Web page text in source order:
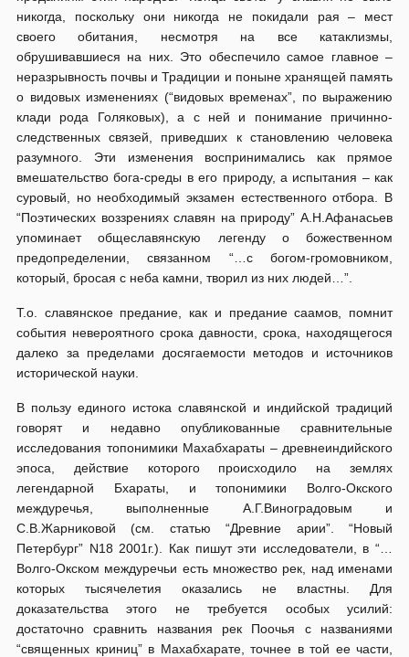
никогда, поскольку они никогда не покидали рая – мест
своего обитания, несмотря на все катаклизмы,
обрушивавшиеся на них. Это обеспечило самое главное –
неразрывность почвы и Традиции и поныне хранящей память
о видовых изменениях (“видовых временах”, по выражению
клади рода Голяковых), а с ней и понимание причинно-
следственных связей, приведших к становлению человека
разумного. Эти изменения воспринимались как прямое
вмешательство бога-среды в его природу, а испытания – как
суровый, но необходимый экзамен естественного отбора. В
“Поэтических воззрениях славян на природу” А.Н.Афанасьев
упоминает общеславянскую легенду о божественном
предопределении, связанном “…с богом-громовником,
который, бросая с неба камни, творил из них людей…”.
Т.о. славянское предание, как и предание саамов, помнит
события невероятного срока давности, срока, находящегося
далеко за пределами досягаемости методов и источников
исторической науки.
В пользу единого истока славянской и индийской традиций
говорят и недавно опубликованные сравнительные
исследования топонимики Махабхараты – древнеиндийского
эпоса, действие которого происходило на землях
легендарной Бхараты, и топонимики Волго-Окского
междуречья, выполненные А.Г.Виноградовым и
С.В.Жарниковой (см. статью “Древние арии”. “Новый
Петербург” N18 2001г.). Как пишут эти исследователи, в “…
Волго-Окском междуречьи есть множество рек, над именами
которых тысячелетия оказались не властны. Для
доказательства этого не требуется особых усилий:
достаточно сравнить названия рек Поочья с названиями
“священных криниц” в Махабхарате, точнее в той ее части,